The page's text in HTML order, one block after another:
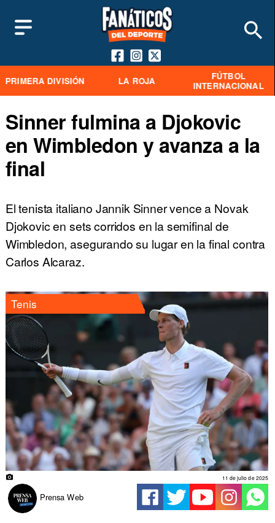
PRIMERA DIVISIÓN LA ROJA
FÚTBOL
INTERNACIONAL
Sinner fulmina a Djokovic
en Wimbledon y avanza a la
final
El tenista italiano Jannik Sinner vence a Novak
Djokovic en sets corridos en la semifinal de
Wimbledon, asegurando su lugar en la final contra
Carlos Alcaraz.
Tenis
Prensa Web
11 de julio de 2025